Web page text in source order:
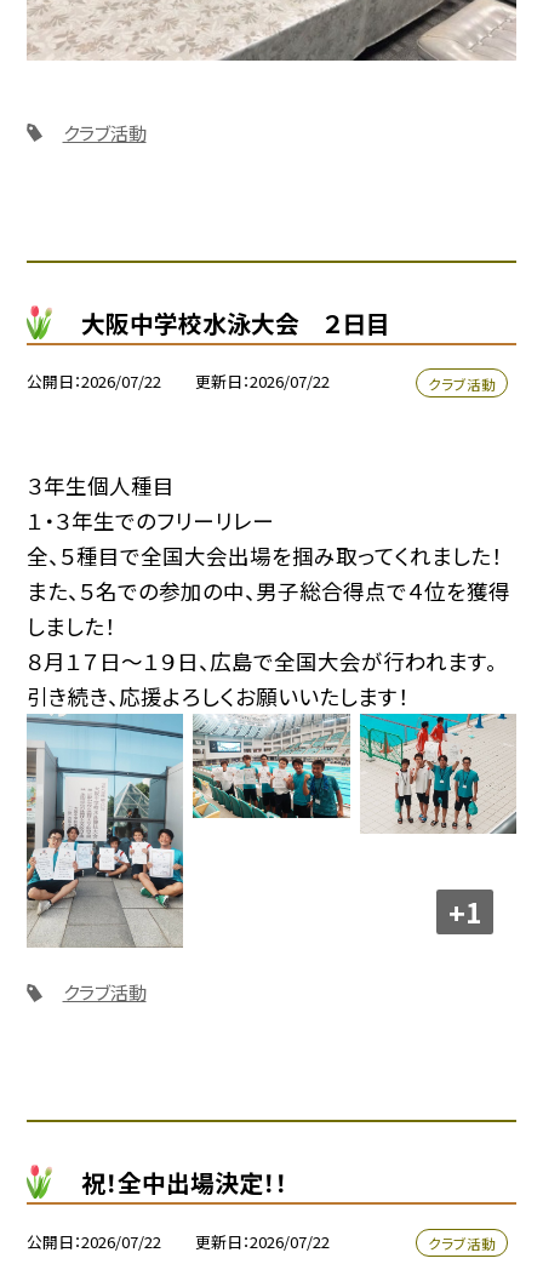
クラブ活動
大阪中学校水泳大会 ２日目
公開日 2026/07/22 更新日 2026/07/22 クラブ活動
３年生個人種目
１・３年生でのフリーリレー
全、５種目で全国大会出場を掴み取ってくれました！
また、５名での参加の中、男子総合得点で４位を獲得
しました！
８月１７日〜１９日、広島で全国大会が行われます。
引き続き、応援よろしくお願いいたします！
+1
クラブ活動
祝！全中出場決定！！
公開日 2026/07/22 更新日 2026/07/22 クラブ活動